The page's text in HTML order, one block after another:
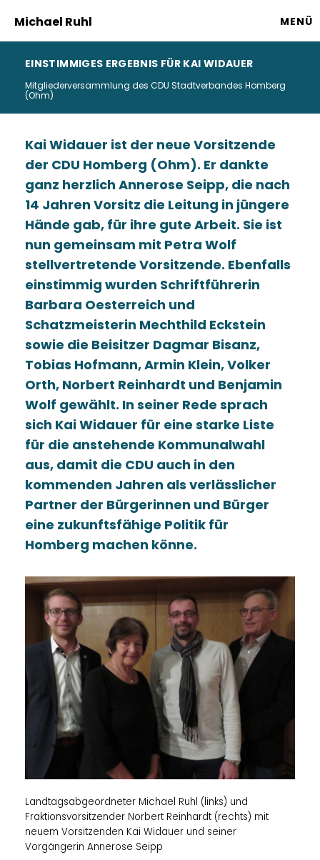
Michael Ruhl MENÜ
EINSTIMMIGES ERGEBNIS FÜR KAI WIDAUER
Mitgliederversammlung des CDU Stadtverbandes Homberg
(Ohm)
Kai Widauer ist der neue Vorsitzende
der CDU Homberg (Ohm). Er dankte
ganz herzlich Annerose Seipp, die nach
14 Jahren Vorsitz die Leitung in jüngere
Hände gab, für ihre gute Arbeit. Sie ist
nun gemeinsam mit Petra Wolf
stellvertretende Vorsitzende. Ebenfalls
einstimmig wurden Schriftführerin
Barbara Oesterreich und
Schatzmeisterin Mechthild Eckstein
sowie die Beisitzer Dagmar Bisanz,
Tobias Hofmann, Armin Klein, Volker
Orth, Norbert Reinhardt und Benjamin
Wolf gewählt. In seiner Rede sprach
sich Kai Widauer für eine starke Liste
für die anstehende Kommunalwahl
aus, damit die CDU auch in den
kommenden Jahren als verlässlicher
Partner der Bürgerinnen und Bürger
eine zukunftsfähige Politik für
Homberg machen könne.
Landtagsabgeordneter Michael Ruhl (links) und
Fraktionsvorsitzender Norbert Reinhardt (rechts) mit
neuem Vorsitzenden Kai Widauer und seiner
Vorgängerin Annerose Seipp